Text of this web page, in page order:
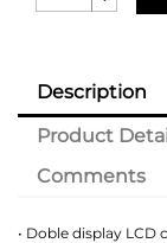
Description
Product
Comments
• Doble display